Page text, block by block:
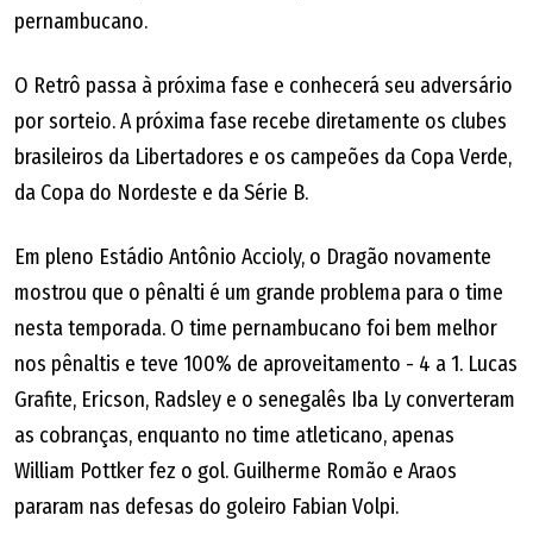
pernambucano.
O Retrô passa à próxima fase e conhecerá seu adversário
por sorteio. A próxima fase recebe diretamente os clubes
brasileiros da Libertadores e os campeões da Copa Verde,
da Copa do Nordeste e da Série B.
Em pleno Estádio Antônio Accioly, o Dragão novamente
mostrou que o pênalti é um grande problema para o time
nesta temporada. O time pernambucano foi bem melhor
nos pênaltis e teve 100% de aproveitamento - 4 a 1. Lucas
Grafite, Ericson, Radsley e o senegalês Iba Ly converteram
as cobranças, enquanto no time atleticano, apenas
William Pottker fez o gol. Guilherme Romão e Araos
pararam nas defesas do goleiro Fabian Volpi.